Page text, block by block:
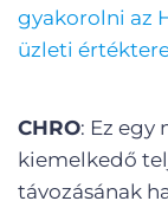
gyakorolni az
üzleti
CHRO: Ez egy
kiemelkedő
távozásának